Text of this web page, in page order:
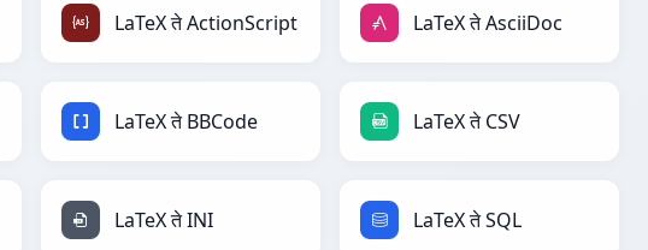
LaTeX ते ActionScript LaTeX ते AsciiDoc
LaTeX ते BBCode LaTeX ते CSV
LaTeX ते INI LaTeX ते SQL